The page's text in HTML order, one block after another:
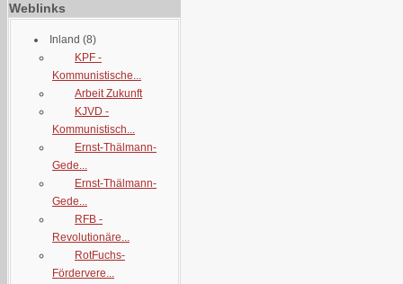
Weblinks
Inland (8)
KPF -
Kommunistische...
Arbeit Zukunft
KJVD -
Kommunistisch...
Ernst-Thälmann-
Gede...
Ernst-Thälmann-
Gede...
RFB -
Revolutionäre...
RotFuchs-
Fördervere...